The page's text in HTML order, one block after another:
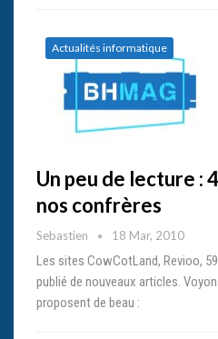
Actualités informatique
Un peu de lecture :
nos confrères
Sebastien 18 Mar, 2010
Les sites CowCotLand, Revioo,
publié de nouveaux articles.
proposent de beau :